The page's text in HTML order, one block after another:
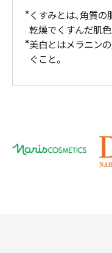
くすみとは、角質の
乾燥でくすんだ肌色
美白とはメラニンの
ぐこと。